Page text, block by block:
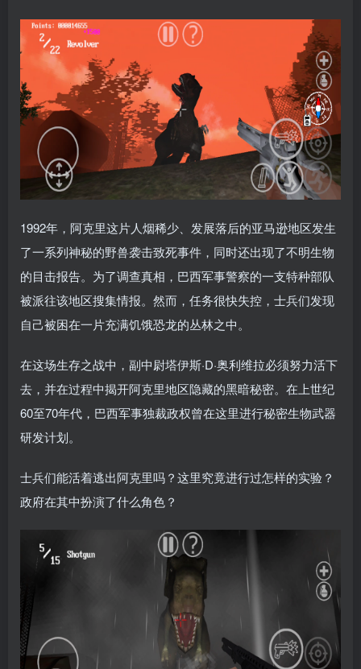
1992年，阿克里这片人烟稀少、发展落后的亚马逊地区发生
了一系列神秘的野兽袭击致死事件，同时还出现了不明生物
的目击报告。为了调查真相，巴西军事警察的一支特种部队
被派往该地区搜集情报。然而，任务很快失控，士兵们发现
自己被困在一片充满饥饿恐龙的丛林之中。
在这场生存之战中，副中尉塔伊斯·D·奥利维拉必须努力活下
去，并在过程中揭开阿克里地区隐藏的黑暗秘密。在上世纪
60至70年代，巴西军事独裁政权曾在这里进行秘密生物武器
研发计划。
士兵们能活着逃出阿克里吗？这里究竟进行过怎样的实验？
政府在其中扮演了什么角色？